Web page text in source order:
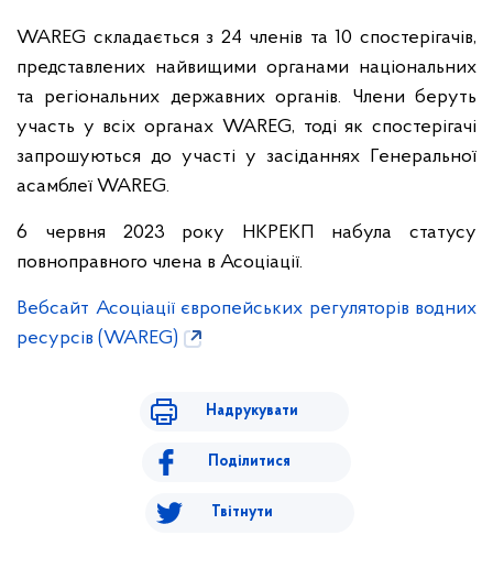
WAREG складається з 24 членів та 10 спостерігачів,
представлених найвищими органами національних
та регіональних державних органів. Члени беруть
участь у всіх органах WAREG, тоді як спостерігачі
запрошуються до участі у засіданнях Генеральної
асамблеї WAREG.
6 червня 2023 року НКРЕКП набула статусу
повноправного члена в Асоціації.
Вебсайт Асоціації європейських регуляторів водних
ресурсів (WAREG)
Надрукувати
Поділитися
Твітнути